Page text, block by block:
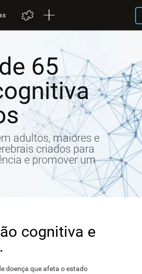
65
adultos, maiores e
criados para
e promover um
cognitiva e
doença que afeta o estado